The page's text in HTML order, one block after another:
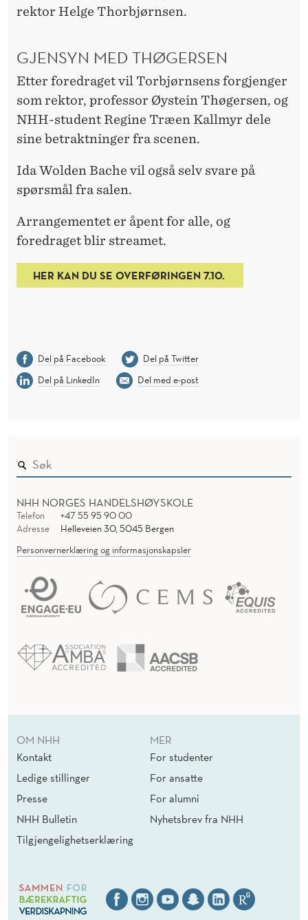
rektor Helge Thorbjørnsen.
GJENSYN MED THØGERSEN
Etter foredraget vil Torbjørnsens forgjenger
som rektor, professor Øystein Thøgersen, og
NHH-student Regine Træen Kallmyr dele
sine betraktninger fra scenen.
Ida Wolden Bache vil også selv svare på
spørsmål fra salen.
Arrangementet er åpent for alle, og
foredraget blir streamet.
HER KAN DU SE OVERFØRINGEN 7.10.
Del på Facebook
Del på Twitter
Del på LinkedIn
Del med e-post
NHH NORGES HANDELSHØYSKOLE
Telefon
+47 55 95 90 00
Adresse
Helleveien 30, 5045 Bergen
Personvernerklæring og informasjonskapsler
OM NHH
Kontakt
Ledige stillinger
Presse
NHH Bulletin
Tilgjengelighetserklæring
MER
For studenter
For ansatte
For alumni
Nyhetsbrev fra NHH